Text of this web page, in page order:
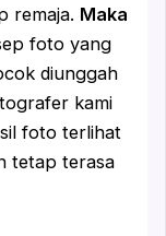
remaja. Maka
foto yang
diunggah
kami
foto terlihat
tetap terasa